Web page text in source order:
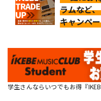
ラムなど
キャンペ
学生さんならいつでもお得『